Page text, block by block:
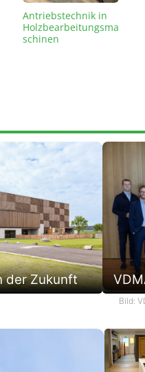
Antriebstechnik in
Holzbearbeitungsma
schinen
der Zukunft
Bild: